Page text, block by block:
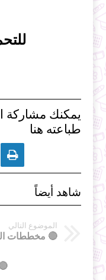
يمكنك مشاركة
طباعته هنا

شاهد أيضاً
الموضوع التالي
🔴 مخططات